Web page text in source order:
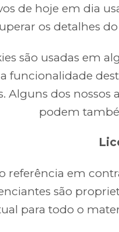
de hoje em dia
os detalhes
são usadas em
funcionalidade
Alguns dos
podem
referência em
são
para todo o